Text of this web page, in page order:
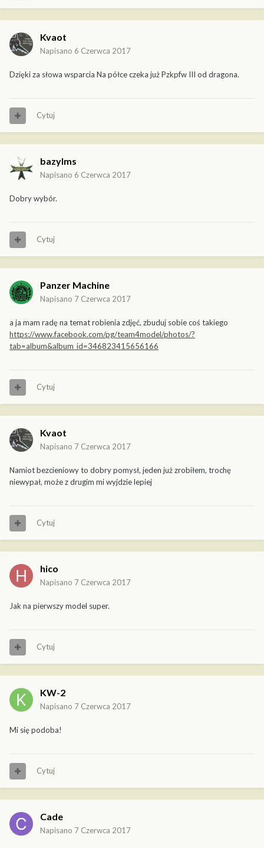
Kvaot
Napisano 6 Czerwca 2017
Dzięki za słowa wsparcia Na półce czeka już Pzkpfw III od dragona.
Cytuj
bazylms
Napisano 6 Czerwca 2017
Dobry wybór.
Cytuj
Panzer Machine
Napisano 7 Czerwca 2017
a ja mam radę na temat robienia zdjęć, zbuduj sobie coś takiego
https://www.facebook.com/pg/team4model/photos/?
tab=album&album_id=346823415656166
Cytuj
Kvaot
Napisano 7 Czerwca 2017
Namiot bezcieniowy to dobry pomysł, jeden już zrobiłem, trochę
niewypał, może z drugim mi wyjdzie lepiej
Cytuj
hico
Napisano 7 Czerwca 2017
Jak na pierwszy model super.
Cytuj
KW-2
Napisano 7 Czerwca 2017
Mi się podoba!
Cytuj
Cade
Napisano 7 Czerwca 2017